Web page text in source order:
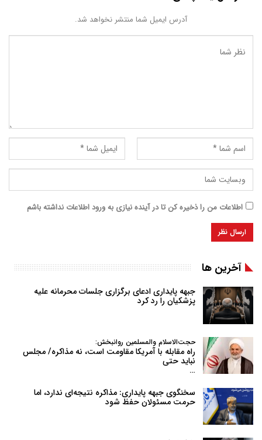
آدرس ایمیل شما منتشر نخواهد شد.
اطلاعات من را ذخیره کن تا در آینده نیازی به ورود اطلاعات نداشته باشم
آخرین ها
جبهه پایداری ادعای برگزاری جلسات محرمانه علیه
پزشکیان را رد کرد
حجت‌الاسلام والمسلمین روانبخش:
راه مقابله با آمریکا مقاومت است، نه مذاکره/ مجلس
نباید حتی
…
سخنگوی جبهه پایداری: مذاکره نتیجه‌ای ندارد، اما
حرمت مسئولان حفظ شود